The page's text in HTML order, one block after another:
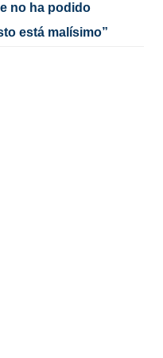
no ha podido
está malísimo”